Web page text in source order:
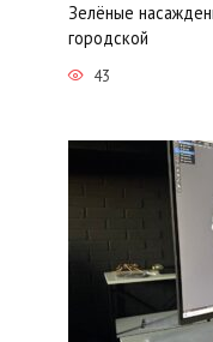
Зелёные
городской
43